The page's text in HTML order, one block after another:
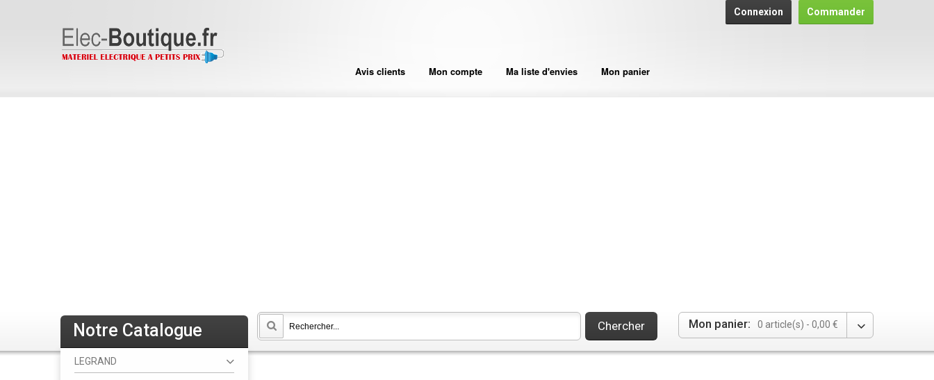
Connexion Commander
Avis clients Mon compte Ma liste d'envies Mon panier
Mon panier: 0 article(s) - 0,00 €
Chercher
Notre Catalogue
LEGRAND